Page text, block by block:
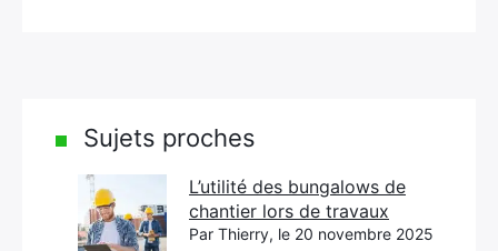
Sujets proches
L’utilité des bungalows de
chantier lors de travaux
Par Thierry, le 20 novembre 2025